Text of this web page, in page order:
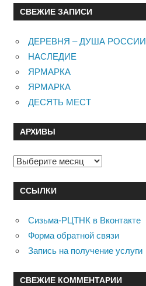
СВЕЖИЕ ЗАПИСИ
ДЕРЕВНЯ – ДУША РОССИИ
НАСЛЕДИЕ
ЯРМАРКА
ЯРМАРКА
ДЕСЯТЬ МЕСТ
АРХИВЫ
Архивы
ССЫЛКИ
Сизьма-РЦТНК в Вконтакте
Форма обратной связи
Запись на получение услуги
СВЕЖИЕ КОММЕНТАРИИ